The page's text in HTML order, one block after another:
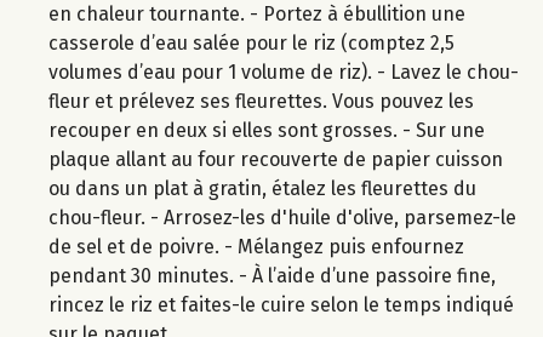
en chaleur tournante. - Portez à ébullition une
casserole d’eau salée pour le riz (comptez 2,5
volumes d’eau pour 1 volume de riz). - Lavez le chou-
fleur et prélevez ses fleurettes. Vous pouvez les
recouper en deux si elles sont grosses. - Sur une
plaque allant au four recouverte de papier cuisson
ou dans un plat à gratin, étalez les fleurettes du
chou-fleur. - Arrosez-les d'huile d'olive, parsemez-le
de sel et de poivre. - Mélangez puis enfournez
pendant 30 minutes. - À l’aide d’une passoire fine,
rincez le riz et faites-le cuire selon le temps indiqué